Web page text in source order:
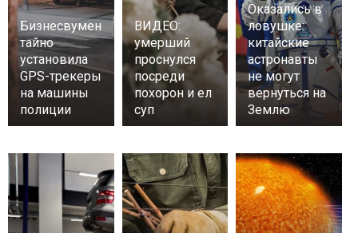
Бизнесвумен
тайно
установила
GPS-трекеры
на машины
полиции
ВИДЕО:
умерший
проснулся
посреди
похорон и ел
суп
Оказались в
ловушке:
китайские
астронавты
не могут
вернуться на
Землю